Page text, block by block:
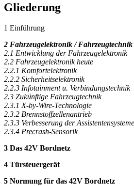
Gliederung
1 Einführung
2 Fahrzeugelektronik / Fahrzeugtechnik
2.1 Entwicklung der Fahrzeugelektronik
2.2 Fahrzeugelektronik heute
2.2.1 Komfortelektronik
2.2.2 Sicherheitselektronik
2.2.3 Infotainment u. Verbindungstechnik
2.3 Zukünftige Fahrzeugtechnik
2.3.1 X-by-Wire-Technologie
2.3.2 Brennstoffzellenantrieb
2.3.3 Verbesserung der Assistentensysteme
2.3.4 Precrash-Sensorik
3 Das 42V Bordnetz
4 Türsteuergerät
5 Normung für das 42V Bordnetz